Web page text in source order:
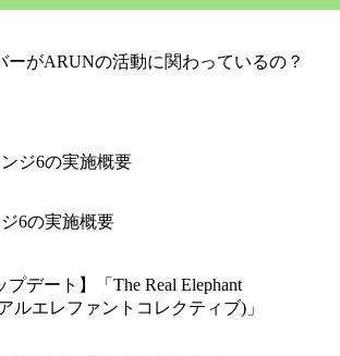
ーがARUNの活動に関わっているの？
6の実施概要